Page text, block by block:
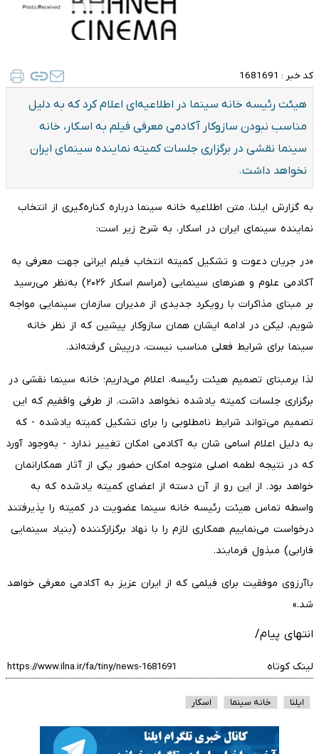
کد خبر : 1681691
هیئت رئیسه خانه سینما در اطلاعیه‌ای اعلام کرد که به دلیل
مناسب نبودن سازوکار آکادمی معرفی فیلم به اسکار، خانه
سینما نقشی در برگزاری جلسات کمیته نماینده سینمای ایران
نخواهد داشت.
به گزارش ایلنا، متن اطلاعیه‌ خانه سینما درباره کناره‌گیری از انتخاب
نماینده سینمای ایران در اسکار، به شرح زیر است:
«در جریان دعوت و تشکیل کمیته انتخاب فیلم ایرانی جهت معرفی به
آکادمی علوم و هنرهای سینمایی (مراسم اسکار ۲۰۲۶) به‌نظر می‌رسید
بر مبنای مذاکرات با رویکرد جدیدی از مدیران سازمان سینمایی مواجه
شویم، لیکن در ادامه ایشان همان سازوکار پیشین که از نظر خانه
سینما برای شرایط فعلی مناسب نیست، درپیش گرفته‌اند.
لذا برمبنای تصمیم هیئت رئیسه، اعلام می‌داریم؛ خانه سینما نقشی در
برگزاری جلسات کمیته یادشده نخواهد داشت. از طرفی واقفیم که این
تصمیم می‌تواند شرایط نامطلوبی را برای تشکیل کمیته یادشده - که
به دلیل اعلام اسامی شان به آکادمی امکان تغییر ندارد - به‌وجود آورد
که در نتیجه لطمه اصلی متوجه امکان حضور یکی از آثار همکارانمان
خواهد بود. از این رو از آن دسته از اعضای کمیته یادشده که به
واسطه تماس هیئت رئیسه خانه سینما عضویت در کمیته را پذیرفتند
درخواست می‌نماییم همکاری لازم را با نهاد برگزارکننده (بنیاد سینمایی
فارابی) مبذول فرمایند.
باآرزوی موفقیت برای فیلمی که از ایران عزیز به آکادمی معرفی خواهد
شد.»
انتهای پیام/
لینک کوتاه
ایلنا خانه سینما اسکار